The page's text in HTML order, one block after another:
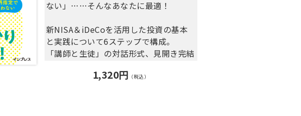
左右されずに生きていくために、
方」をご紹介します！
ない」……そんなあなたに最適！
新NISA＆iDeCoを活用した投資の基本
と実践について6ステップで構成。
「講師と生徒」の対話形式、見開き完結
商品名や金融機関も具体的に提示。
1,320円 （税込）